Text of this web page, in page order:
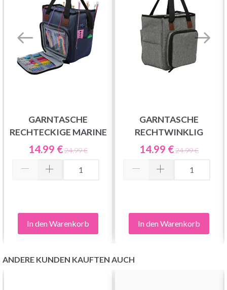
GARNTASCHE
RECHTECKIGE MARINE
14.99 €24.99 €
In den Warenkorb
GARNTASCHE
RECHTWINKLIG
14.99 €24.99 €
In den Warenkorb
ANDERE KUNDEN KAUFTEN AUCH